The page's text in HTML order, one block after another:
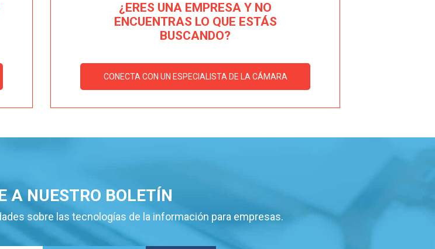
¿ERES UNA EMPRESA Y NO
ENCUENTRAS LO QUE ESTÁS
BUSCANDO?
CONECTA CON UN ESPECIALISTA DE LA CÁMARA
A NUESTRO BOLETÍN
sobre las tecnologías de la información para empresas.